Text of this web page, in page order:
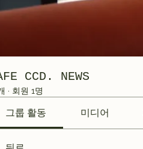
CCD. NEWS
· 회원 1명
그룹 활동 미디어